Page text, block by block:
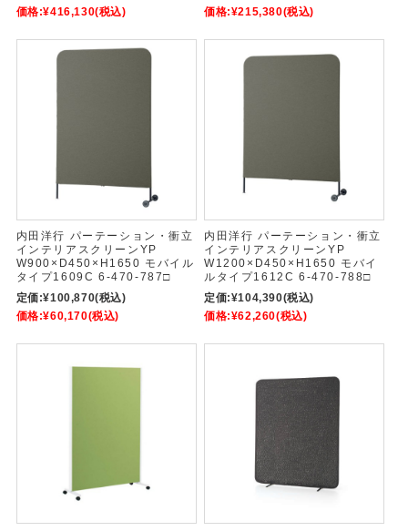
価格:¥416,130(税込)
価格:¥215,380(税込)
内田洋行 パーテーション・衝立
インテリアスクリーンYP
W900×D450×H1650 モバイル
タイプ1609C 6-470-787□
定価:¥100,870(税込)
価格:¥60,170(税込)
内田洋行 パーテーション・衝立
インテリアスクリーンYP
W1200×D450×H1650 モバイ
ルタイプ1612C 6-470-788□
定価:¥104,390(税込)
価格:¥62,260(税込)